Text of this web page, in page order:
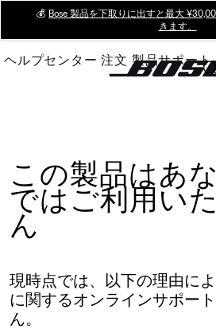
Main
💰 Bose 製品を下取りに出すと最大
きます。
ヘルプセンター 注文 製品サポート
この製品はあ
ではご利用い
ん
現時点では、以下の理由に
に関するオンラインサポー
ん。